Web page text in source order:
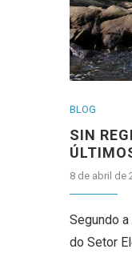
BLOG
SIN
8 de abril de
Segundo
do Setor